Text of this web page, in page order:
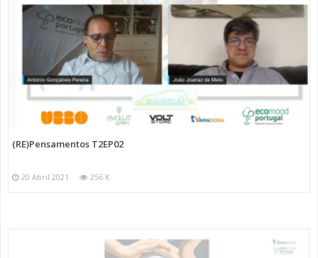
(RE)Pensamentos T2EP02
20 Abril 2021 256 K